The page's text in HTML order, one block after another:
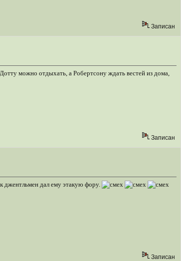
Записан
можно отдыхать, а Робертсону ждать вестей из дома,
Записан
джентльмен дал ему этакую фору.
Записан